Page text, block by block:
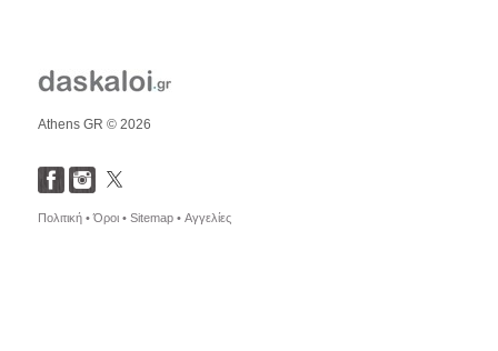
Athens GR © 2026
Πολιτική •Όροι • Sitemap • Αγγελίες